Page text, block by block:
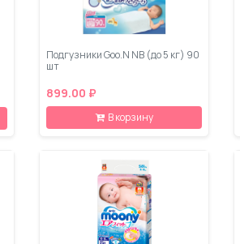
Подгузники Goo.N NB (до 5 кг) 90
шт
899.00 ₽
В корзину